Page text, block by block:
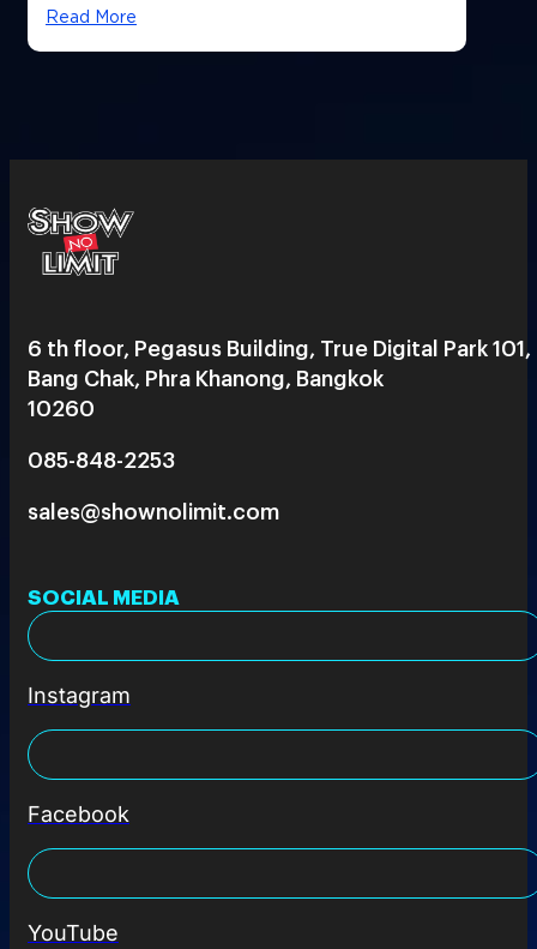
Read More
6 th floor, Pegasus Building, True Digital Park 101,
Bang Chak, Phra Khanong, Bangkok
10260
085-848-2253
sales@shownolimit.com
SOCIAL MEDIA
Instagram
Facebook
YouTube